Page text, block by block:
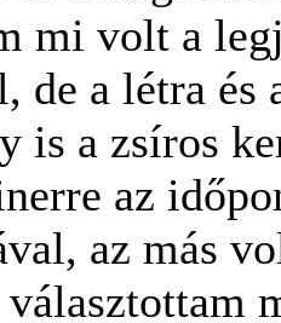
mi volt a
de a létra és
is a zsíros
az
az más